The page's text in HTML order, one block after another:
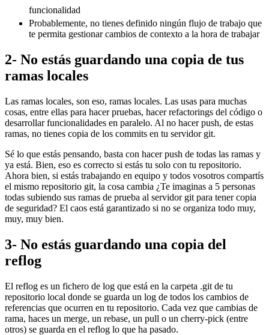
funcionalidad
Probablemente, no tienes definido ningún flujo de trabajo que
te permita gestionar cambios de contexto a la hora de trabajar
2- No estás guardando una copia de tus
ramas locales
Las ramas locales, son eso, ramas locales. Las usas para muchas
cosas, entre ellas para hacer pruebas, hacer refactorings del código o
desarrollar funcionalidades en paralelo. Al no hacer push, de estas
ramas, no tienes copia de los commits en tu servidor git.
Sé lo que estás pensando, basta con hacer push de todas las ramas y
ya está. Bien, eso es correcto si estás tu solo con tu repositorio.
Ahora bien, si estás trabajando en equipo y todos vosotros compartís
el mismo repositorio git, la cosa cambia ¿Te imaginas a 5 personas
todas subiendo sus ramas de prueba al servidor git para tener copia
de seguridad? El caos está garantizado si no se organiza todo muy,
muy, muy bien.
3- No estás guardando una copia del
reflog
El reflog es un fichero de log que está en la carpeta .git de tu
repositorio local donde se guarda un log de todos los cambios de
referencias que ocurren en tu repositorio. Cada vez que cambias de
rama, haces un merge, un rebase, un pull o un cherry-pick (entre
otros) se guarda en el reflog lo que ha pasado.